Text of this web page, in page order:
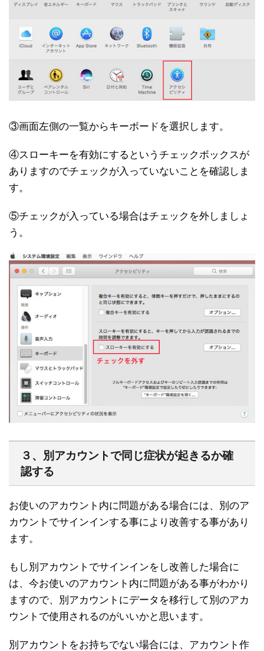
③画面左側の一覧からキーボードを選択します。
④スローキーを有効にするというチェックボックスが
ありますのでチェックが入っていないことを確認しま
す。
⑤チェックが入っている場合はチェックを外しましょ
う。
３、別アカウントで同じ症状が起きるか確
認する
お使いのアカウント内に問題がある場合には、別のア
カウントでサインインする事により改善する事があり
ます。
もし別アカウントでサインインをし改善した場合に
は、今お使いのアカウント内に問題がある事がわかり
ますので、別アカウントにデータを移行して別のアカ
ウントで使用されるのがいいかと思います。
別アカウントをお持ちでない場合には、アカウント作